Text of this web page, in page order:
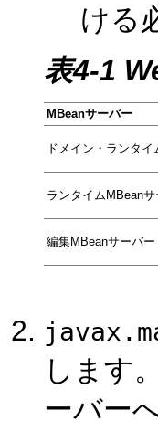
ける
表4-1
MBeanサーバー
ドメイン・ランタ
ランタイムMBeanサ
編集MBeanサーバー
します
ーバー